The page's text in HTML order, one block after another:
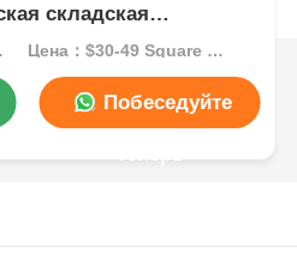
складская
Цена：$30-49 Square Meters
Побеседуйте